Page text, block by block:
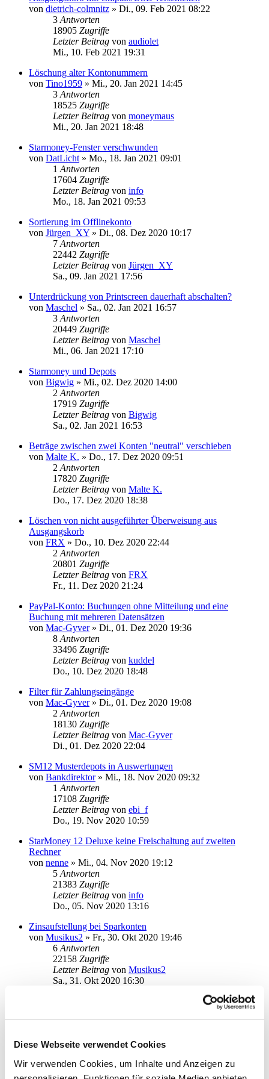
Diese Webseite verwendet Cookies
Wir verwenden Cookies, um Inhalte und Anzeigen zu
von dietrich-colmnitz » Di., 09. Feb 2021 08:22
3 Antworten
18905 Zugriffe
Letzter Beitrag von audiolet
Mi., 10. Feb 2021 19:31
Löschung alter Kontonummern
von Tino1959 » Mi., 20. Jan 2021 14:45
3 Antworten
18525 Zugriffe
Letzter Beitrag von moneymaus
Mi., 20. Jan 2021 18:48
Starmoney-Fenster verschwunden
von DatLicht » Mo., 18. Jan 2021 09:01
1 Antworten
17604 Zugriffe
Letzter Beitrag von info
Mo., 18. Jan 2021 09:53
Sortierung im Offlinekonto
von Jürgen_XY » Di., 08. Dez 2020 10:17
7 Antworten
22442 Zugriffe
Letzter Beitrag von Jürgen_XY
Sa., 09. Jan 2021 17:56
Unterdrückung von Printscreen dauerhaft abschalten?
von Maschel » Sa., 02. Jan 2021 16:57
3 Antworten
20449 Zugriffe
Letzter Beitrag von Maschel
Mi., 06. Jan 2021 17:10
Starmoney und Depots
von Bigwig » Mi., 02. Dez 2020 14:00
2 Antworten
17919 Zugriffe
Letzter Beitrag von Bigwig
Sa., 02. Jan 2021 16:53
Beträge zwischen zwei Konten "neutral" verschieben
von Malte K. » Do., 17. Dez 2020 09:51
2 Antworten
17820 Zugriffe
Letzter Beitrag von Malte K.
Do., 17. Dez 2020 18:38
Löschen von nicht ausgeführter Überweisung aus
Ausgangskorb
von FRX » Do., 10. Dez 2020 22:44
2 Antworten
20801 Zugriffe
Letzter Beitrag von FRX
Fr., 11. Dez 2020 21:24
PayPal-Konto: Buchungen ohne Mitteilung und eine
Buchung mit mehreren Datensätzen
von Mac-Gyver» Di., 01. Dez 2020 19:36
8 Antworten
33496 Zugriffe
Letzter Beitrag von kuddel
Do., 10. Dez 2020 18:48
Filter für Zahlungseingänge
von Mac-Gyver» Di., 01. Dez 2020 19:08
2 Antworten
18130 Zugriffe
Letzter Beitrag von Mac-Gyver
Di., 01. Dez 2020 22:04
SM12 Musterdepots in Auswertungen
von Bankdirektor» Mi., 18. Nov 2020 09:32
1 Antworten
17108 Zugriffe
Letzter Beitrag von ebi_f
Do., 19. Nov 2020 10:59
StarMoney 12 Deluxe keine Freischaltung auf zweiten
Rechner
von nenne » Mi., 04. Nov 2020 19:12
5 Antworten
21383 Zugriffe
Letzter Beitrag von info
Do., 05. Nov 2020 13:16
Zinsaufstellung bei Sparkonten
von Musikus2 » Fr., 30. Okt 2020 19:46
6 Antworten
22158 Zugriffe
Letzter Beitrag von Musikus2
Sa., 31. Okt 2020 16:30
Kredikkartenumsätze aus SMB 8 zu SM12Deluxe
6Antworten
Letzter Beitragvon audiolet
Verbindung zu SM-Server fehlgeschlagen